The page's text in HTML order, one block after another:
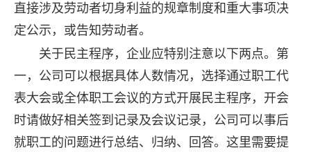
直接涉及劳动者切身利益的规章制度和重大事项决
定公示，或告知劳动者。
关于民主程序，企业应特别注意以下两点。第
一，公司可以根据具体人数情况，选择通过职工代
表大会或全体职工会议的方式开展民主程序，开会
时请做好相关签到记录及会议记录，公司可以事后
就职工的问题进行总结、归纳、回答。这里需要提